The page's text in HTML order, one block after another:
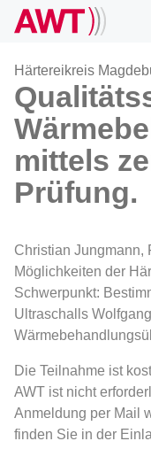
AWT
Netzwerk
Härtereikreis
mittels
Prüfung.
Christian Jungmann,
Möglichkeiten der
Schwerpunkt:
Ultraschalls
Die Teilnahme ist
AWT ist nicht
Anmeldung per Mail
finden Sie in der